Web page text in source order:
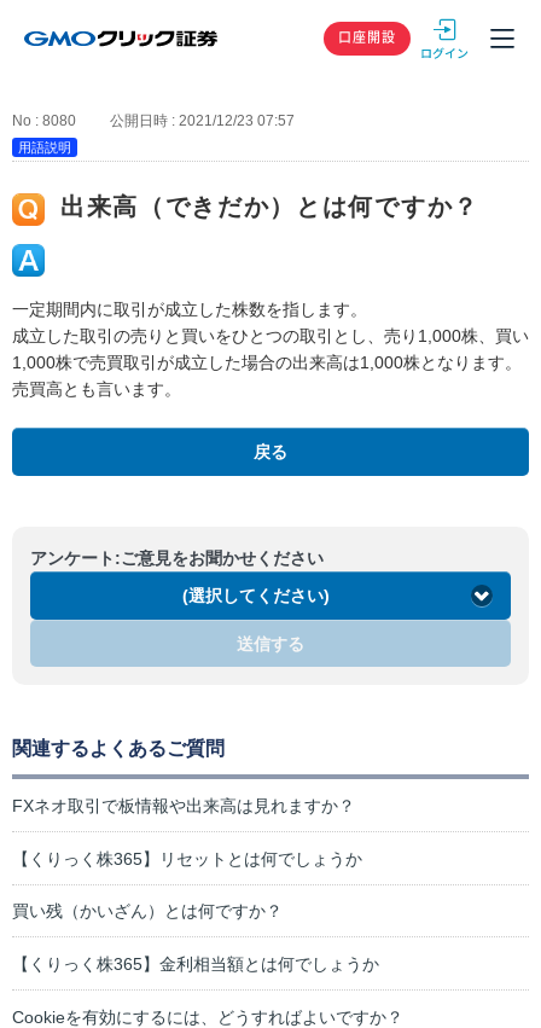
GMOクリック
口座開設
No : 8080 公開日時 : 2021/12/23 07:57
用語説明
出来高（できだか）とは何ですか？
一定期間内に取引が成立した株数を指します。
成立した取引の売りと買いをひとつの取引とし、売り1,000株、買い
1,000株で売買取引が成立した場合の出来高は1,000株となります。
売買高とも言います。
戻る
アンケート:ご意見をお聞かせください
(選択してください)
送信する
関連するよくあるご質問
FXネオ取引で板情報や出来高は見れますか？
【くりっく株365】リセットとは何でしょうか
買い残（かいざん）とは何ですか？
【くりっく株365】金利相当額とは何でしょうか
Cookieを有効にするには、どうすればよいですか？